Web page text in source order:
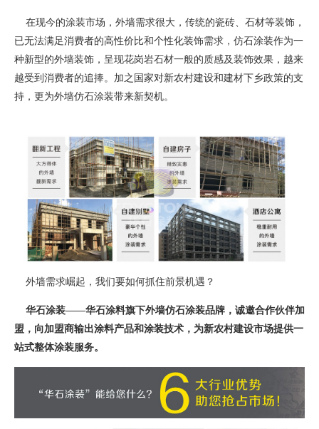
在现今的涂装市场，外墙需求很大，传统的瓷砖、石材等装饰，
已无法满足消费者的高性价比和个性化装饰需求，仿石涂装作为一
种新型的外墙装饰，呈现花岗岩石材一般的质感及装饰效果，越来
越受到消费者的追捧。加之国家对新农村建设和建材下乡政策的支
持，更为外墙仿石涂装带来新契机。
外墙需求崛起，我们要如何抓住前景机遇？
华石涂装——华石涂料旗下外墙仿石涂装品牌，诚邀合作伙伴加
盟，向加盟商输出涂料产品和涂装技术，为新农村建设市场提供一
站式整体涂装服务。